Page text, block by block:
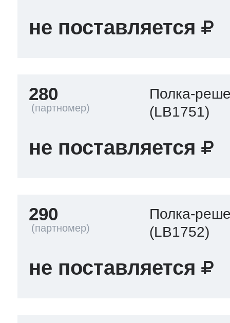
не поставляется
280
Полка-
(LB1751)
не поставляется
290
Полка-
(LB1752)
не поставляется